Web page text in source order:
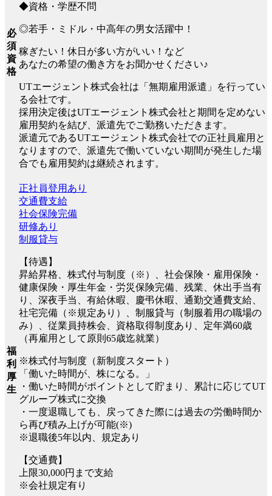
必
須
資
格
◆資格・学歴不問
◎若手・ミドル・中高年の男女活躍中！
稼ぎたい！休日が多い方がいい！など
あなたの希望の働き方をお聞かせください♪
UTエージェント株式会社は「無期雇用派遣」を行ってい
る会社です。
採用決定後はUTエージェント株式会社と期間を定めない
雇用契約を結び、派遣先でご勤務いただきます。
派遣元であるUTエージェント株式会社での正社員雇用と
なりますので、派遣先で働いていない期間が発生した場
合でも雇用契約は継続されます。
福
利
厚
生
正社員登用あり
交通費支給
社会保険完備
研修あり
制服貸与
【待遇】
昇給昇格、株式付与制度（※）、社会保険・雇用保険・
健康保険・厚生年金・労災保険完備、残業、休出手当有
り、深夜手当、有給休暇、慶弔休暇、通勤交通費支給、
社宅完備（※規定あり）、制服貸与（制服着用の職場の
み）、従業員持株会、資格取得制度あり、定年満60歳
（再雇用として原則65歳迄就業）
※株式付与制度（新制度スタート）
「働いた時間が、株になる。」
・働いた時間がポイントとして貯まり、累計に応じてUT
グループ株式に交換
・一度退職しても、戻ってきた際には過去の労働時間か
ら再び積み上げが可能(※)
※退職後5年以内、規定あり
【交通費】
上限30,000円まで支給
※会社規定有り